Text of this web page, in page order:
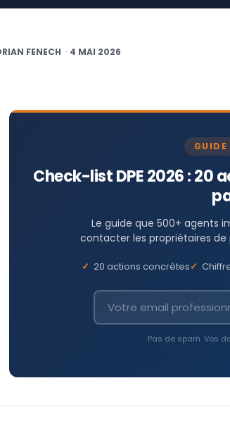
FENECH 4 MAI 2026
Check-list DPE 2026 : 20
Le guide que 500+ agents
contacter les propriétaires de
20 actions concrètes
Pas de spam. Vos